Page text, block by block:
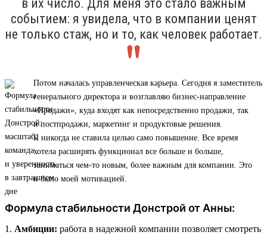
в их число. Для меня это стало важным
событием: я увидела, что в компании ценят
не только стаж, но и то, как человек работает.
Потом началась управленческая карьера. Сегодня я заместитель
генерального директора и возглавляю бизнес-направление
«Продажи», куда входят как непосредственно продажи, так
и постпродажи, маркетинг и продуктовые решения.
Я никогда не ставила целью само повышение. Все время
хотела расширять функционал все больше и больше,
заниматься чем-то новым, более важным для компании. Это
и было моей мотивацией.
Формула стабильности Донстрой от Анны:
1. Амбиции: работа в надежной компании позволяет смотреть